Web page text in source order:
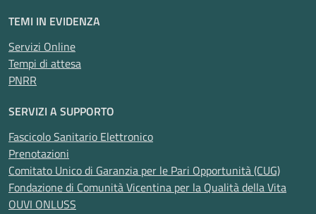
TEMI IN EVIDENZA
Servizi Online
Tempi di attesa
PNRR
SERVIZI A SUPPORTO
Fascicolo Sanitario Elettronico
Prenotazioni
Comitato Unico di Garanzia per le Pari Opportunità (CUG)
Fondazione di Comunità Vicentina per la Qualità della Vita
OUVI ONLUSS